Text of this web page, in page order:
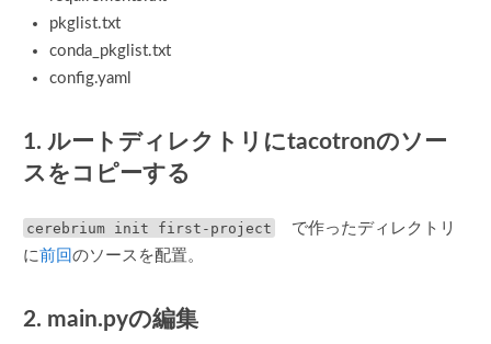
pkglist.txt
conda_pkglist.txt
config.yaml
1. ルートディレクトリにtacotronのソー
スをコピーする
cerebrium init first-project
で作ったディレクトリ
に前回 のソースを配置。
2. main.pyの編集